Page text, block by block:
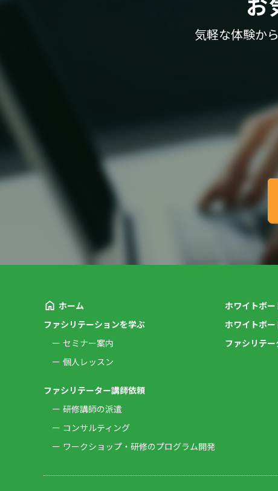
気軽な体験から
ホーム
ファシリテーションを学ぶ
セミナー案内
個人レッスン
ファシリテーター講師依頼
研修講師の派遣
コンサルティング
ワークショップ・研修のプログラム開発
ホワイトボ
ホワイトボ
ファシリテ